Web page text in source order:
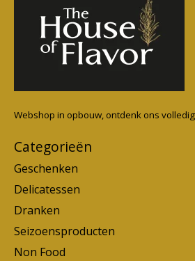
Webshop in opbouw, ontdenk ons
Categorieën
Geschenken
Delicatessen
Dranken
Seizoensproducten
Non Food